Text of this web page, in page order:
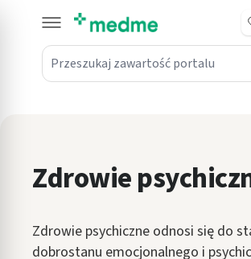
Przeszukaj zawartość portalu
submenu: Leki na receptę
submenu: Mama i dziecko
submenu: Higiena
Zdrowie
Zdrowie psychiczne odnosi się do
dobrostanu emocjonalnego i